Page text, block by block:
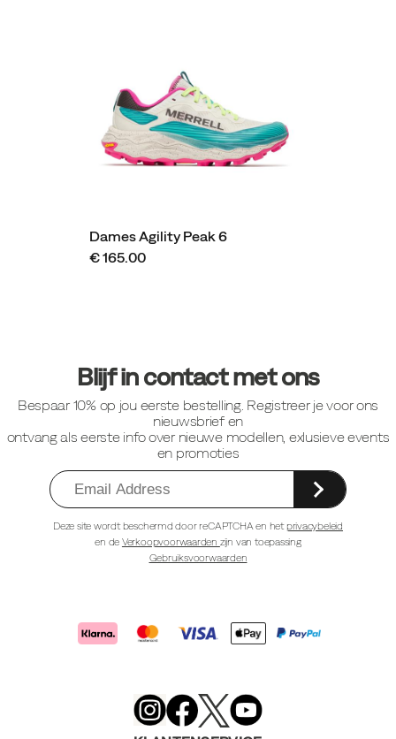
Dames Agility Peak 6
€ 165.00
Blijf in contact met ons
Bespaar 10% op jou eerste bestelling. Registreer je voor ons
nieuwsbrief en
ontvang als eerste info over nieuwe modellen, exlusieve events
en promoties
Deze site wordt beschermd door reCAPTCHA en het privacybeleid
en de Verkoopvoorwaarden zijn van toepassing
Gebruiksvoorwaarden
Footwear
Merrell
Footwear
Merrell
Footwear
on
X
Footwear